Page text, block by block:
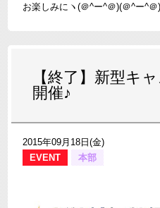
お楽しみにヽ(＠^ー^＠)(＠^ー^＠
【終了】新型キ
開催♪
2015年09月18日(金)
EVENT
本部